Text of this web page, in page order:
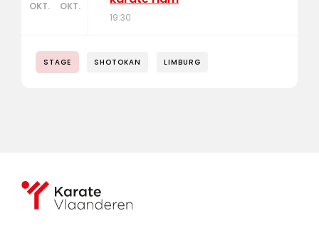
OKT. OKT.
19:30
STAGE SHOTOKAN LIMBURG